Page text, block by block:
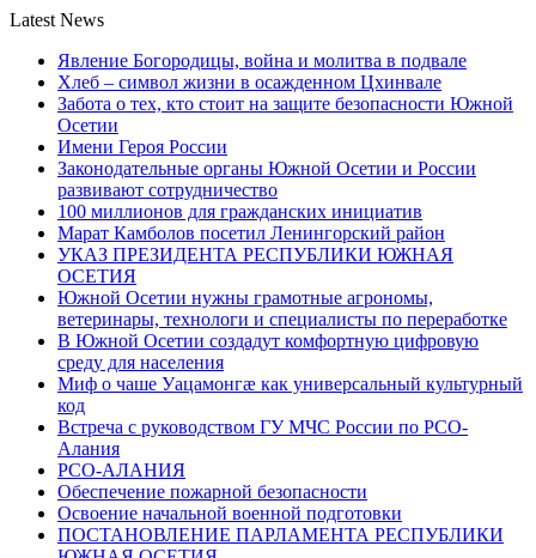
Latest News
Явление Богородицы, война и молитва в подвале
Хлеб – символ жизни в осажденном Цхинвале
Забота о тех, кто стоит на защите безопасности Южной
Осетии
Имени Героя России
Законодательные органы Южной Осетии и России
развивают сотрудничество
100 миллионов для гражданских инициатив
Марат Камболов посетил Ленингорский район
УКАЗ ПРЕЗИДЕНТА РЕСПУБЛИКИ ЮЖНАЯ
ОСЕТИЯ
Южной Осетии нужны грамотные агрономы,
ветеринары, технологи и специалисты по переработке
В Южной Осетии создадут комфортную цифровую
среду для населения
Миф о чаше Уацамонгæ как универсальный культурный
код
Встреча с руководством ГУ МЧС России по РСО-
Алания
РСО-АЛАНИЯ
Обеспечение пожарной безопасности
Освоение начальной военной подготовки
ПОСТАНОВЛЕНИЕ ПАРЛАМЕНТА РЕСПУБЛИКИ